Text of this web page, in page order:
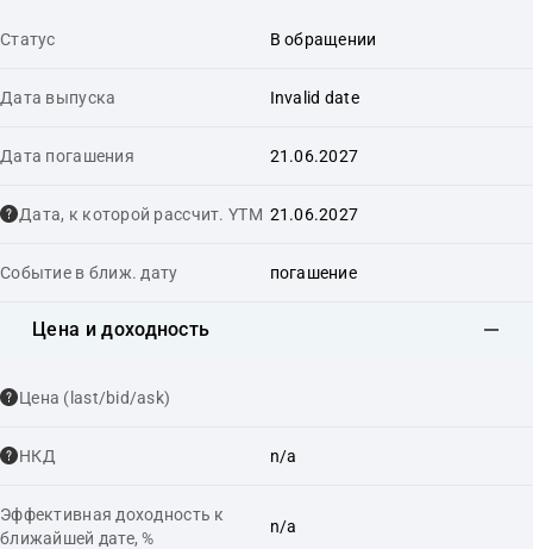
Статус В обращении
Дата выпуска Invalid date
Дата погашения 21.06.2027
Дата, к которой рассчит. YTM 21.06.2027
Событие в ближ. дату погашение
Цена и доходность
Цена (last/bid/ask)
НКД n/a
Эффективная доходность к
ближайшей дате, %
n/a